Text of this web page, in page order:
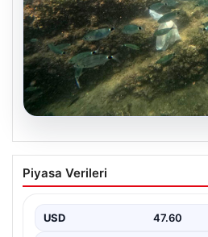
Annesi yaşamını
Instagram’da yakaladı!
Piyasa Verileri
USD 47.60